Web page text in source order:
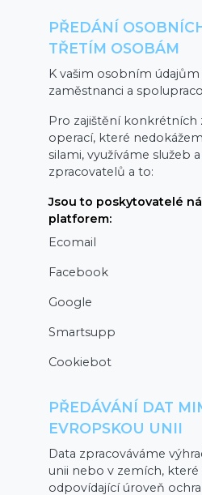
PŘEDÁNÍ
TŘETÍM OSOBÁM
K vašim osobním
zaměstnanci a
Pro zajištění konkrétních
operací, které
silami, využíváme služeb
zpracovatelů a to:
Jsou to poskytovatelé
platforem:
Ecomail
Facebook
Google
Smartsupp
Cookiebot
PŘEDÁVÁNÍ DAT
EVROPSKOU UNII
Data zpracováváme
unii nebo v zemích, které
odpovídající úroveň